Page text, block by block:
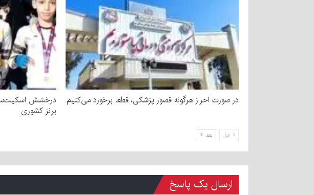
در صورت احراز هرگونه قصور پزشکی، قطعا برخورد می‌کنیم
درخشش
برنز کشوری
قبل بعد
ارسال یک پاسخ